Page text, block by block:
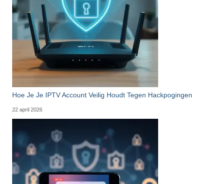
Hoe Je Je IPTV Account Veilig Houdt Tegen Hackpogingen
22 april 2026